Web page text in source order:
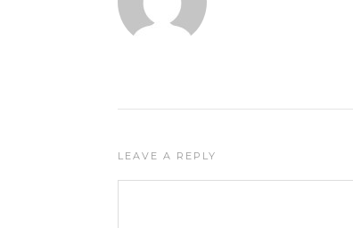
LEAVE A REPLY